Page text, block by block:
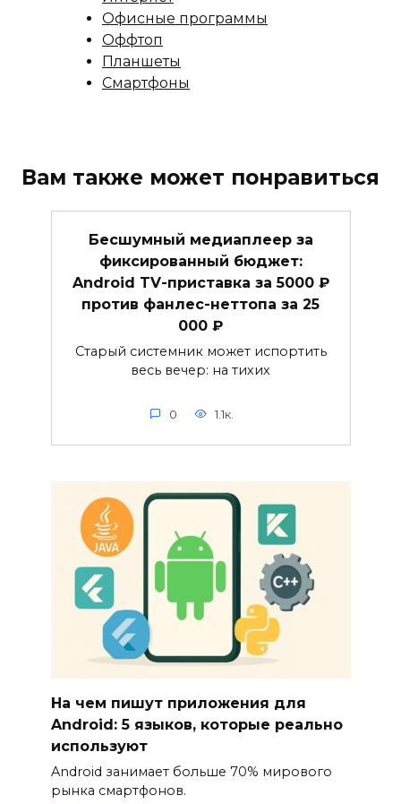
Офисные программы
Оффтоп
Планшеты
Смартфоны
Вам также может понравиться
Бесшумный медиаплеер за
фиксированный бюджет:
Android TV-приставка за 5000 ₽
против фанлес-неттопа за 25
000 ₽
Старый системник может испортить
весь вечер: на тихих
0 1.1к.
На чем пишут приложения для
Android: 5 языков, которые реально
используют
Android занимает больше 70% мирового
рынка смартфонов.